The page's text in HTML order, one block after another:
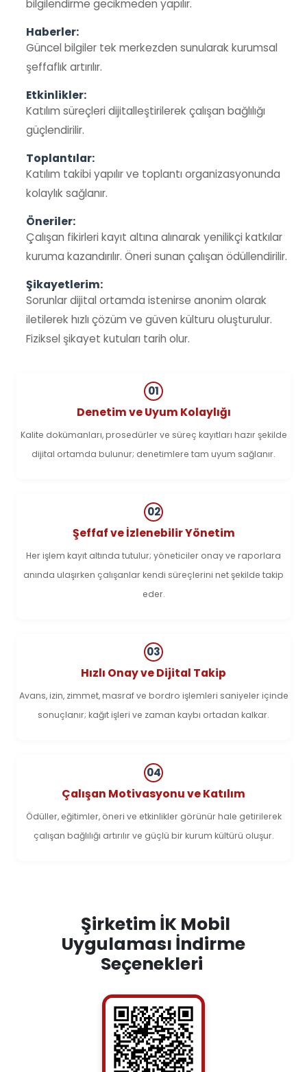
bilgilendirme gecikmeden yapılır.
Haberler:
Güncel bilgiler tek merkezden sunularak kurumsal
şeffaflık artırılır.
Etkinlikler:
Katılım süreçleri dijitalleştirilerek çalışan bağlılığı
güçlendirilir.
Toplantılar:
Katılım takibi yapılır ve toplantı organizasyonunda
kolaylık sağlanır.
Öneriler:
Çalışan fikirleri kayıt altına alınarak yenilikçi katkılar
kuruma kazandırılır. Öneri sunan çalışan ödüllendirilir.
Şikayetlerim:
Sorunlar dijital ortamda istenirse anonim olarak
iletilerek hızlı çözüm ve güven külturu oluşturulur.
Fiziksel şikayet kutuları tarih olur.
01
Denetim ve Uyum Kolaylığı
Kalite dokümanları, prosedürler ve süreç kayıtları hazır şekilde
dijital ortamda bulunur; denetimlere tam uyum sağlanır.
02
Şeffaf ve İzlenebilir Yönetim
Her işlem kayıt altında tutulur; yöneticiler onay ve raporlara
anında ulaşırken çalışanlar kendi süreçlerini net şekilde takip
eder.
03
Hızlı Onay ve Dijital Takip
Avans, izin, zimmet, masraf ve bordro işlemleri saniyeler içinde
sonuçlanır; kağıt işleri ve zaman kaybı ortadan kalkar.
04
Çalışan Motivasyonu ve Katılım
Ödüller, eğitimler, öneri ve etkinlikler görünür hale getirilerek
çalışan bağlılığı artırılır ve güçlü bir kurum kültürü oluşur.
Şirketim İK Mobil
Uygulaması İndirme
Seçenekleri